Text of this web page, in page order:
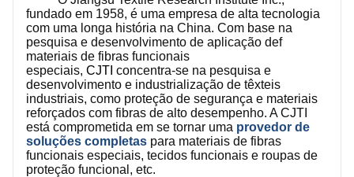
fundado em 1958, é uma empresa de alta tecnologia
com uma longa história na China. Com base na
pesquisa e desenvolvimento de aplicação def
materiais de fibras funcionais
especiais, CJTI concentra-se na pesquisa e
desenvolvimento e industrialização de têxteis
industriais, como proteção de segurança e materiais
reforçados com fibras de alto desempenho. A CJTI
está comprometida em se tornar uma provedor de
soluções completas para materiais de fibras
funcionais especiais, tecidos funcionais e roupas de
proteção funcional, etc.